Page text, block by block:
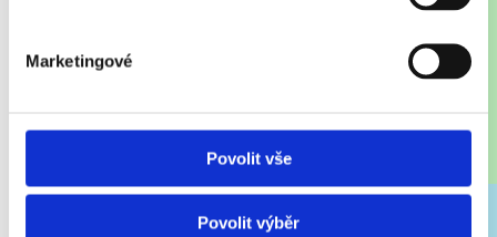
Marketingové
Povolit vše
Povolit výběr